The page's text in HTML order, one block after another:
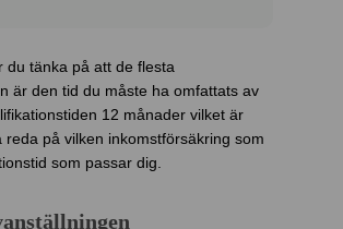
du tänka på att de flesta
är den tid du måste ha omfattats av
12 månader vilket är
på vilken inkomstförsäkring som
som passar dig.